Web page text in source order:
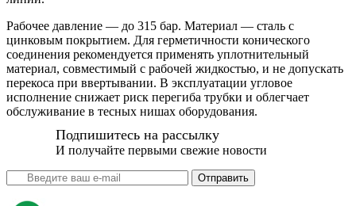
Рабочее давление — до 315 бар. Материал — сталь с
цинковым покрытием. Для герметичности конического
соединения рекомендуется применять уплотнительный
материал, совместимый с рабочей жидкостью, и не допускать
перекоса при ввертывании. В эксплуатации угловое
исполнение снижает риск перегиба трубки и облегчает
обслуживание в тесных нишах оборудования.
Подпишитесь на рассылку
И получайте первыми свежие новости
Отправить